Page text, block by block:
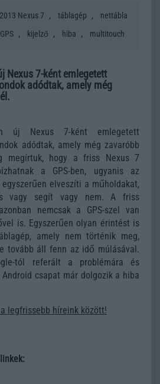
2013 Nexus 7 , táblagép , nettábla
GPS , kijelző , hiba , multitouch
Nexus 7-ként emlegetett
adódtak, amely még
új Nexus 7-ként emlegetett
adódtak, amely még zavaróbb
megírtuk, hogy a friss Nexus 7
a GPS-ben, ugyanis az
elveszíti a műholdakat,
vagy segít vagy nem. A friss
nemcsak a GPS-szel van
is. Egyszerűen olyan érintést is
amely nem történik meg,
tovább áll fenn az idő múlásával.
tól referált a problémára és
csapat már dolgozik a hiba
legfrissebb híreink között!